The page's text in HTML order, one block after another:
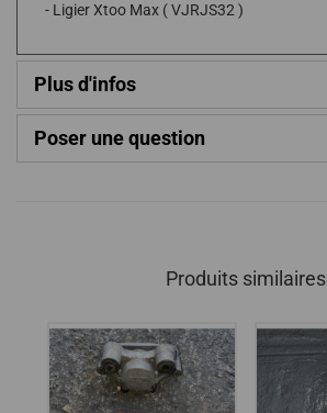
- Ligier Xtoo Max ( VJRJS32 )
Plus d'infos
Poser une question
Produits similaires